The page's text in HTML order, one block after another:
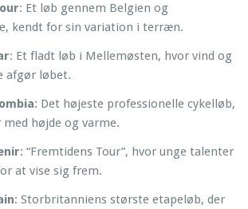
: Et løb gennem Belgien og
kendt for sin variation i terræn.
: Et fladt løb i Mellemøsten, hvor vind og
afgør løbet.
: Det højeste professionelle cykelløb,
højde og varme.
: “Fremtidens Tour”, hvor unge talenter
at vise sig frem.
: Storbritanniens største etapeløb, der